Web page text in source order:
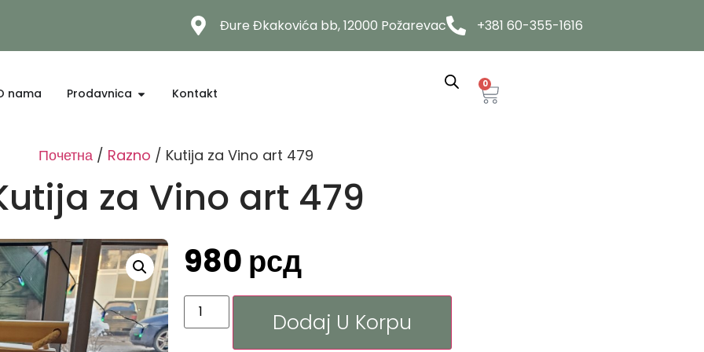
Đure Đkakovića bb, 12000 Požarevac +381 60-355-1616
nama Prodavnica Kontakt
0
Почетна / Razno / Kutija za Vino art 479
za Vino art 479
980 рсд
Dodaj U Korpu